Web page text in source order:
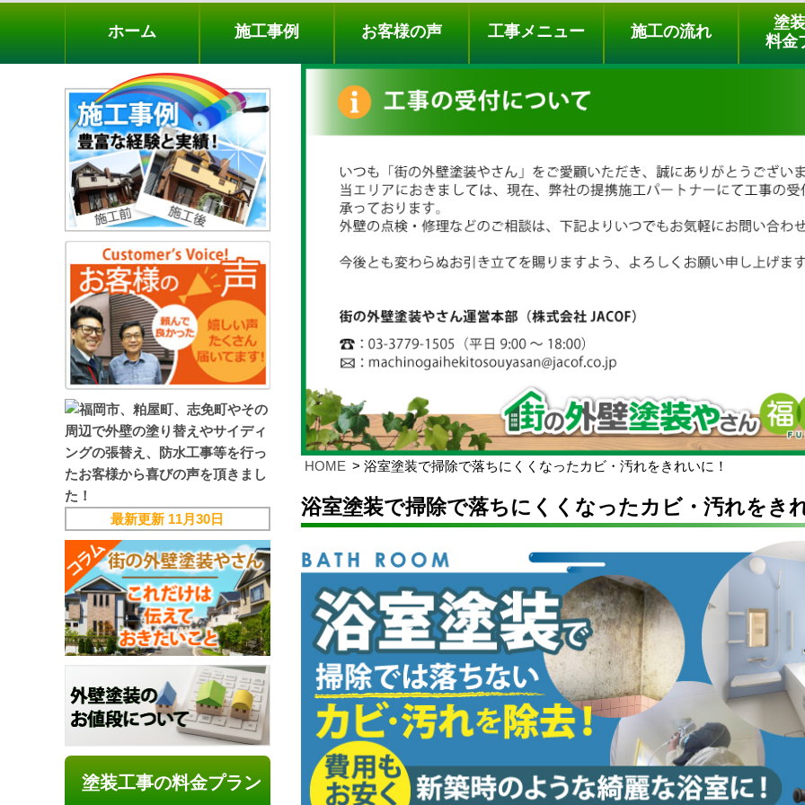
料金プラン 無料点検
ホーム 施工事例 お客様の声 工事メニュー 施工の流れ
塗
料金
HOME 浴室塗装で掃除で落ちにくくなったカビ・汚れをきれいに！
浴室塗装で掃除で落ちにくくなったカビ・汚れをき
最新更新 11月30日
塗装工事の料金プラン